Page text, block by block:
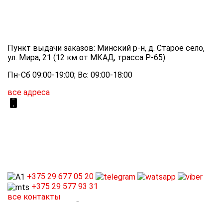
Пункт выдачи заказов: Минский р-н, д. Старое село,
ул. Мира, 21 (12 км от МКАД, трасса P-65)
Пн-Сб 09:00-19:00; Вс: 09:00-18:00
все адреса
+375 29 677 05 20
+375 29 577 93 31
все контакты